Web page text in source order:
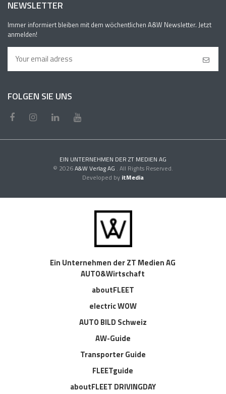
NEWSLETTER
Immer informiert bleiben mit dem wöchentlichen A&W Newsletter. Jetzt
anmelden!
FOLGEN SIE UNS
EIN UNTERNEHMEN DER ZT MEDIEN AG
© 2026A&W Verlag AG . All Rights Reserved.
Developed by itMedia
Ein Unternehmen der ZT Medien AG
AUTO&Wirtschaft
aboutFLEET
electric WOW
AUTO BILD Schweiz
AW-Guide
Transporter Guide
FLEETguide
aboutFLEET DRIVINGDAY